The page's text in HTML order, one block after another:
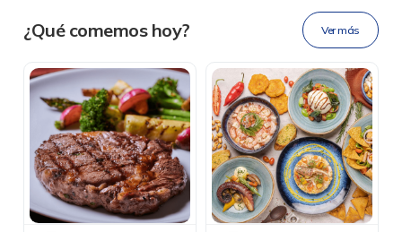
Ahora tus blu benefits
en una
sola app.
¿Qué comemos hoy? Ver más